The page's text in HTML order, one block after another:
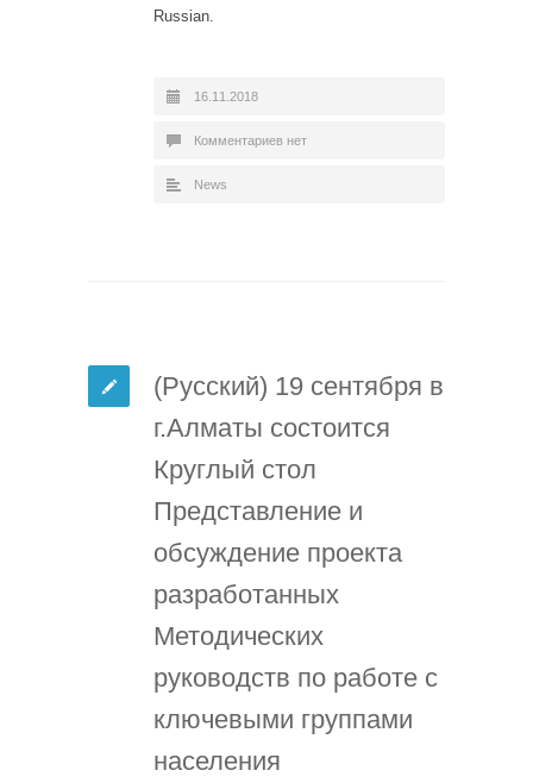
Russian.
16.11.2018
Комментариев нет
News
(Русский) 19 сентября в
г.Алматы состоится
Круглый стол
Представление и
обсуждение проекта
разработанных
Методических
руководств по работе с
ключевыми группами
населения